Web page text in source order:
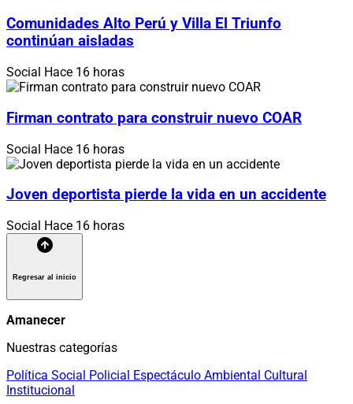
Comunidades Alto Perú y Villa El Triunfo
continúan aisladas
Social Hace 16 horas
Firman contrato para construir nuevo COAR
Social Hace 16 horas
Joven deportista pierde la vida en un accidente
Social Hace 16 horas
Regresar al inicio
Amanecer
Nuestras categorías
Política Social Policial Espectáculo Ambiental Cultural
Institucional